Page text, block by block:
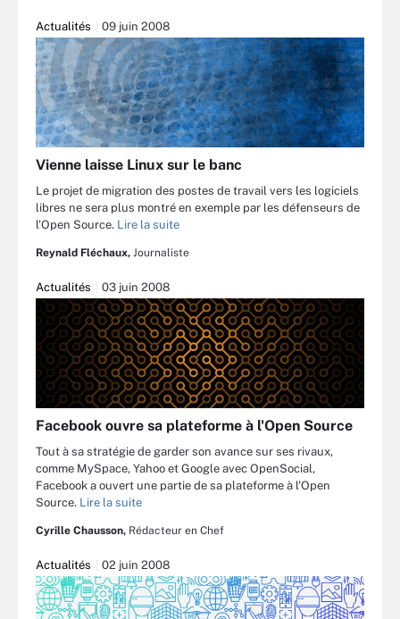
Actualités 09 juin 2008
Vienne laisse Linux sur le banc
Le projet de migration des postes de travail vers les logiciels
libres ne sera plus montré en exemple par les défenseurs de
l'Open Source. Lire la suite
Reynald Fléchaux, Journaliste
Actualités 03 juin 2008
Facebook ouvre sa plateforme à l'Open Source
Tout à sa stratégie de garder son avance sur ses rivaux,
comme MySpace, Yahoo et Google avec OpenSocial,
Facebook a ouvert une partie de sa plateforme à l'Open
Source. Lire la suite
Cyrille Chausson, Rédacteur en Chef
Actualités 02 juin 2008